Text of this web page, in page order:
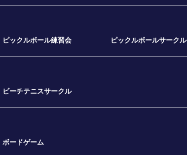
ピックルボール練習会 ピックルボールサークル
ビーチテニスサークル
ボードゲーム